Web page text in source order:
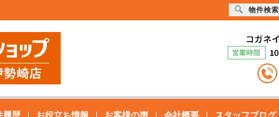
履歴 お役立ち情報 お客様の声 会社概要 スタッフブログ
物件検索